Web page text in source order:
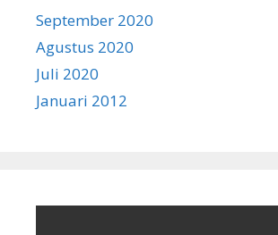
September 2020
Agustus 2020
Juli 2020
Januari 2012